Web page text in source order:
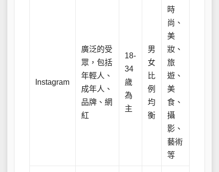
Instagram
廣泛的受
眾，包括
年輕人、
成年人、
品牌、網
紅
18-
34
歲
為
主
男
女
比
例
均
衡
時
尚、
美
妝、
旅
遊、
美
食、
攝
影、
藝術
等